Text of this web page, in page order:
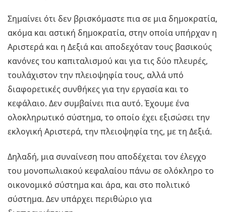
Σημαίνει ότι δεν βρισκόμαστε πια σε μια δημοκρατία,
ακόμα και αστική δημοκρατία, στην οποία υπήρχαν η
Αριστερά και η Δεξιά και αποδεχόταν τους βασικούς
κανόνες του καπιταλισμού και για τις δύο πλευρές,
τουλάχιστον την πλειοψηφία τους, αλλά υπό
διαφορετικές συνθήκες για την εργασία και το
κεφάλαιο. Δεν συμβαίνει πια αυτό. Έχουμε ένα
ολοκληρωτικό σύστημα, το οποίο έχει εξισώσει την
εκλογική Αριστερά, την πλειοψηφία της, με τη Δεξιά.
Δηλαδή, μια συναίνεση που αποδέχεται τον έλεγχο
του μονοπωλιακού κεφαλαίου πάνω σε ολόκληρο το
οικονομικό σύστημα και άρα, και στο πολιτικό
σύστημα. Δεν υπάρχει περιθώριο για